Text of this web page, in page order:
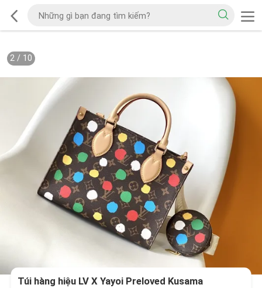
2/ 10
Túi hàng hiệu LV X Yayoi Preloved Kusama